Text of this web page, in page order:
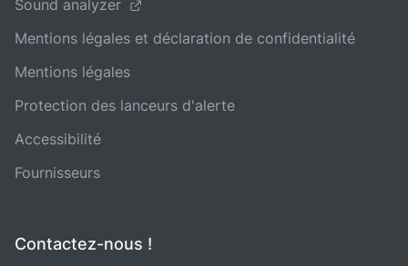
Sound analyzer
Mentions légales et déclaration de confidentialité
Mentions légales
Protection des lanceurs d'alerte
Accessibilité
Fournisseurs
Contactez-nous !